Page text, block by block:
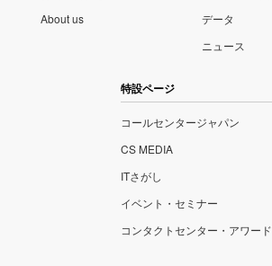
About us
データ
ニュース
特設ページ
コールセンタージャパン
CS MEDIA
ITさがし
イベント・セミナー
コンタクトセンター・アワード